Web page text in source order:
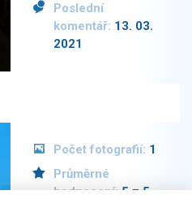
Poslední
komentář: 13. 03.
2021
Počet fotografií: 1
Průměrné
hodnocení: 5 z 5